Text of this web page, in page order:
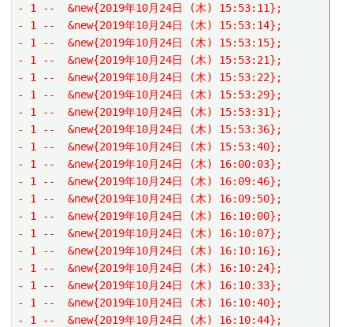
- 1 --  &new{2019年10月24日 (木) 15:53:11};
- 1 --  &new{2019年10月24日 (木) 15:53:14};
- 1 --  &new{2019年10月24日 (木) 15:53:15};
- 1 --  &new{2019年10月24日 (木) 15:53:21};
- 1 --  &new{2019年10月24日 (木) 15:53:22};
- 1 --  &new{2019年10月24日 (木) 15:53:29};
- 1 --  &new{2019年10月24日 (木) 15:53:31};
- 1 --  &new{2019年10月24日 (木) 15:53:36};
- 1 --  &new{2019年10月24日 (木) 15:53:40};
- 1 --  &new{2019年10月24日 (木) 16:00:03};
- 1 --  &new{2019年10月24日 (木) 16:09:46};
- 1 --  &new{2019年10月24日 (木) 16:09:50};
- 1 --  &new{2019年10月24日 (木) 16:10:00};
- 1 --  &new{2019年10月24日 (木) 16:10:07};
- 1 --  &new{2019年10月24日 (木) 16:10:16};
- 1 --  &new{2019年10月24日 (木) 16:10:24};
- 1 --  &new{2019年10月24日 (木) 16:10:33};
- 1 --  &new{2019年10月24日 (木) 16:10:40};
- 1 --  &new{2019年10月24日 (木) 16:10:44};